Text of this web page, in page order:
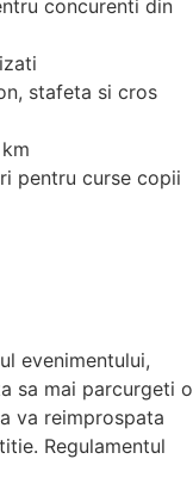
concurenti din
stafeta si cros
pentru curse copii
evenimentului,
sa mai parcurgeti o
va reimprospata
Regulamentul